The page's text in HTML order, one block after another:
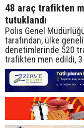
48 araç trafikten
tutuklandı
Polis Genel
tarafından, ülke
denetimlerinde 520
trafikten men edildi,